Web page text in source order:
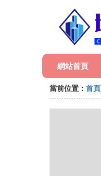
網站首頁
當前位置： 首頁